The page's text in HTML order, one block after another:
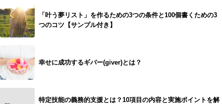
「叶う夢リスト」を作るための3つの条件と100個書くための3
つのコツ【サンプル付き】
幸せに成功するギバー(giver)とは？
特定技能の義務的支援とは？10項目の内容と実施ポイントを解